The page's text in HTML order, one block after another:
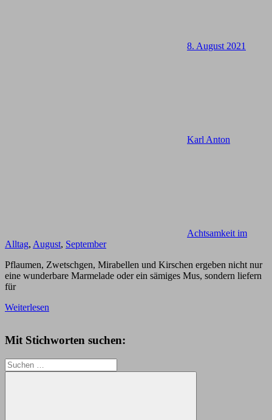
8. August 2021
Karl Anton
Achtsamkeit im
Alltag, August, September
Pflaumen, Zwetschgen, Mirabellen und Kirschen ergeben nicht nur
eine wunderbare Marmelade oder ein sämiges Mus, sondern liefern
für
Weiterlesen
Mit Stichworten suchen:
Suchen
nach: